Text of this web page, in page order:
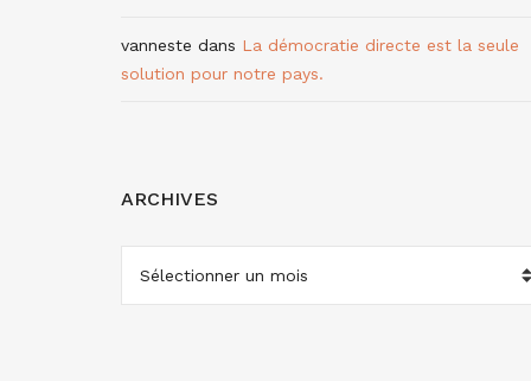
vanneste dans La démocratie directe est la seule
solution pour notre pays.
ARCHIVES
ARCHIVES